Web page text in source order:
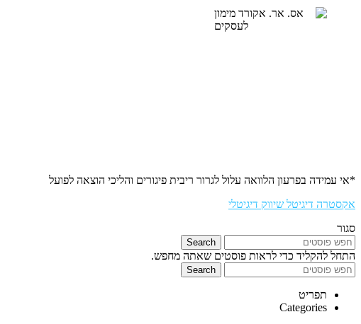
*אי עמידה בפרעון הלוואה עלול לגרור ריבית פיגורים והליכי הוצאה לפועל
אקסטרה דיגיטל שיווק דיגיטלי
סגור
Search
התחל להקליד כדי לראות פוסטים שאתה מחפש.
Search
תפריט
Categories